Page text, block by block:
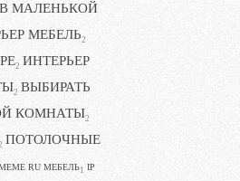
МАЛЕНЬКОЙ
МЕБЕЛЬ2
2 ИНТЕРЬЕР
2 ВЫБИРАТЬ
КОМНАТЫ2
ПОТОЛОЧНЫЕ
RU МЕБЕЛЬ1 IP